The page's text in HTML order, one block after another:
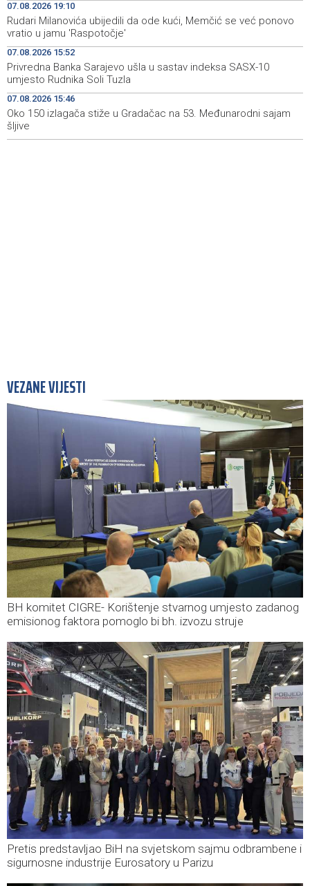
18:05
Koncertom Marije Šerifović večeras se zatvara
manifestacija 'Dani dijaspore Travnik 2026'
17:26
Kod mosta Brčko - Gunja pronađene kosti, vještaci
sudske medicine utvrđuju porijeklo
17:15
'Pekijada' u Varešu okupila 37 ekipa iz četiri države
regiona
07.08.2026 19:10
Rudari Milanovića ubijedili da ode kući, Memčić se već ponovo
vratio u jamu 'Raspotočje'
07.08.2026 15:52
Privredna Banka Sarajevo ušla u sastav indeksa SASX-10
umjesto Rudnika Soli Tuzla
07.08.2026 15:46
Oko 150 izlagača stiže u Gradačac na 53. Međunarodni sajam
šljive
VEZANE VIJESTI
BH komitet CIGRE- Korištenje stvarnog umjesto zadanog
emisionog faktora pomoglo bi bh. izvozu struje
Pretis predstavljao BiH na svjetskom sajmu odbrambene i
sigurnosne industrije Eurosatory u Parizu